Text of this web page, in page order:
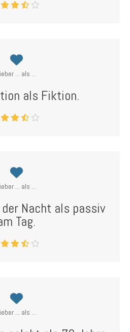
... als ...
als Fiktion.
... als ...
Nacht als passiv
Tag.
... als ...